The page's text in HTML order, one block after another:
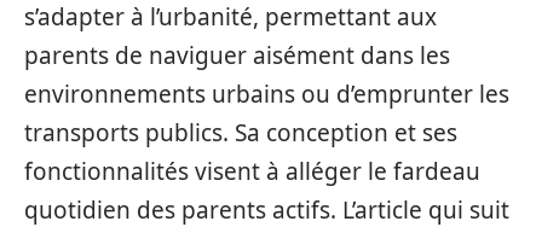
s’adapter à l’urbanité, permettant aux
parents de naviguer aisément dans les
environnements urbains ou d’emprunter les
transports publics. Sa conception et ses
fonctionnalités visent à alléger le fardeau
quotidien des parents actifs. L’article qui suit